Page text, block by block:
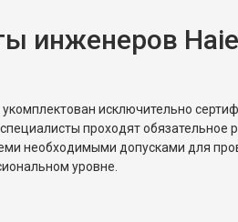
инженеров
исключительно
проходят обязательное
необходимыми допусками для
уровне.